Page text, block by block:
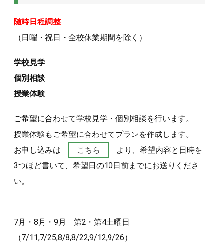
随時日程調整
（日曜・祝日・全校休業期間を除く）
学校見学
個別相談
授業体験
ご希望に合わせて学校見学・個別相談を行います。
授業体験もご希望に合わせてプランを作成します。
お申し込みは
こちら
より、希望内容と日時を
3つほど書いて、希望日の10日前までにお送りくださ
い。
7月・8月・9月 第2・第4土曜日
（7/11,7/25,8/8,8/22,9/12,9/26）